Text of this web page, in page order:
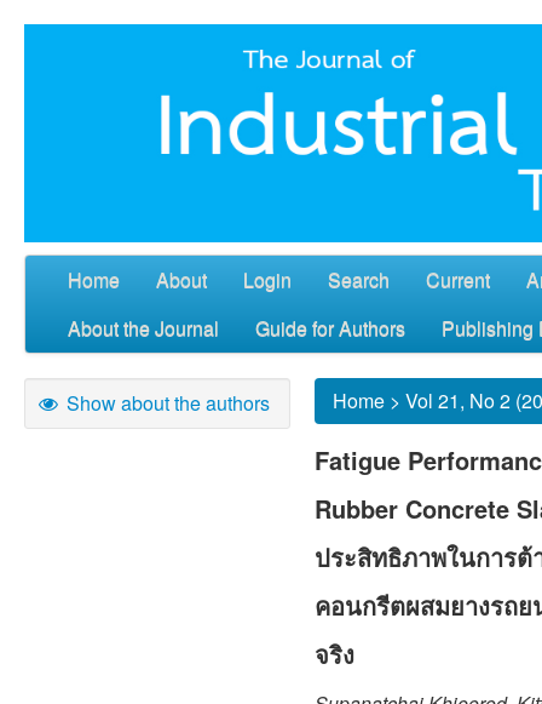
Home About Login Search Current
About the Journal
Guide for Authors Publishing
Show about the authors Home > Vol 21, No 2
Fatigue
Rubber Concrete
ประสิทธิภาพในการ
คอนกรีตผสมยางรถ
จริง